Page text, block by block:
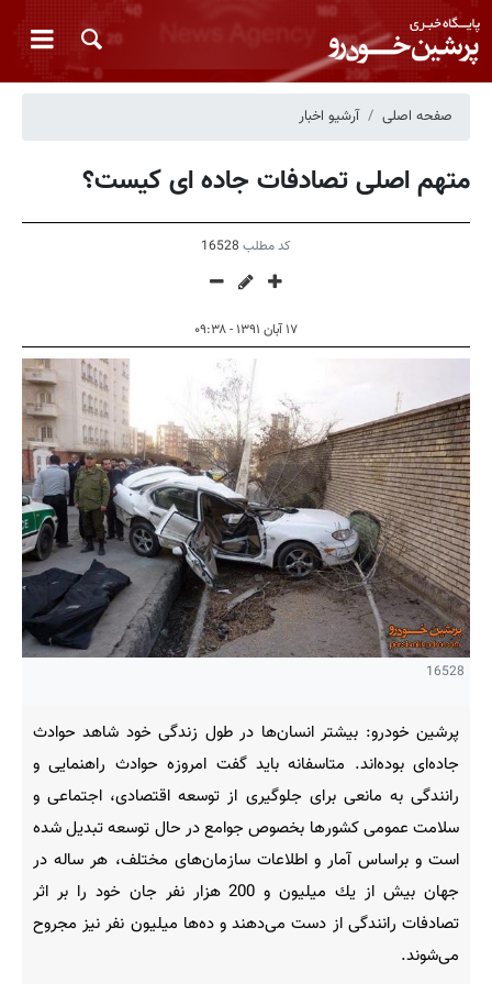
صفحه اصلی آرشیو اخبار
متهم اصلی تصادفات جاده ای کیست؟
کد مطلب 16528
۱۷ آبان ۱۳۹۱ - ۰۹:۳۸
16528
پرشین خودرو: بیشتر انسان‌ها در طول زندگی خود شاهد حوادث
جاده‌ای بوده‌اند. متاسفانه باید گفت امروزه حوادث راهنمایی و
رانندگی به مانعی برای جلوگیری از توسعه اقتصادی، اجتماعی و
سلامت عمومی كشورها بخصوص جوامع در حال توسعه تبدیل شده
است و براسا‌س آمار و اطلاعات سازمان‌های مختلف، هر ساله در
جهان بیش از یك میلیون و 200 هزار نفر جان خود را بر اثر
تصادفات رانندگی از دست می‌دهند و ده‌ها میلیون نفر نیز مجروح
می‌شوند.